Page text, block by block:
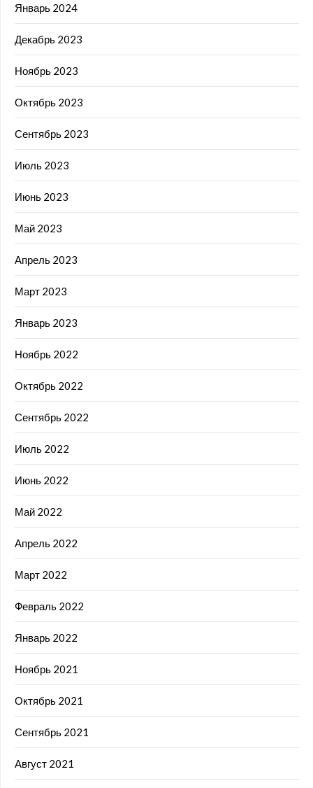
Январь 2024
Декабрь 2023
Ноябрь 2023
Октябрь 2023
Сентябрь 2023
Июль 2023
Июнь 2023
Май 2023
Апрель 2023
Март 2023
Январь 2023
Ноябрь 2022
Октябрь 2022
Сентябрь 2022
Июль 2022
Июнь 2022
Май 2022
Апрель 2022
Март 2022
Февраль 2022
Январь 2022
Ноябрь 2021
Октябрь 2021
Сентябрь 2021
Август 2021